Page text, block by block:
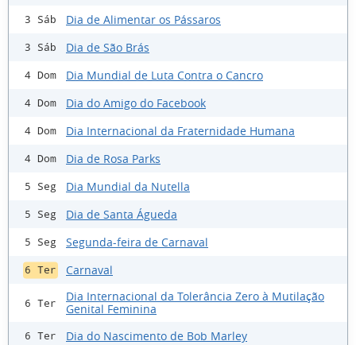
3 Sáb Dia de Alimentar os Pássaros
3 Sáb Dia de São Brás
4 Dom Dia Mundial de Luta Contra o Cancro
4 Dom Dia do Amigo do Facebook
4 Dom Dia Internacional da Fraternidade Humana
4 Dom Dia de Rosa Parks
5 Seg Dia Mundial da Nutella
5 Seg Dia de Santa Águeda
5 Seg Segunda-feira de Carnaval
6 Ter Carnaval
6 Ter
Dia Internacional da Tolerância Zero à Mutilação
Genital Feminina
6 Ter Dia do Nascimento de Bob Marley